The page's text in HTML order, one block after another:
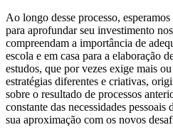
Ao longo desse processo,
para aprofundar seu investimento
compreendam a importância de
escola e em casa para a elaboração
estudos, que por vezes exige mais
estratégias diferentes e criativas,
sobre o resultado de processos
constante das necessidades
sua aproximação com os novos